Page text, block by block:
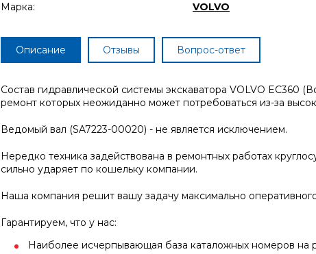
Марка:
VOLVO
Описание Отзывы Вопрос-ответ
Состав гидравлической системы экскаватора VOLVO EC360
ремонт которых неожиданно может потребоваться из-за
Ведомый вал (SA7223-00020) - не является исключением.
Нередко техника задействована в ремонтных работах
сильно ударяет по кошельку компании.
Наша компания решит вашу задачу максимально
Гарантируем, что у нас:
Наиболее исчерпывающая база каталожных номеров на